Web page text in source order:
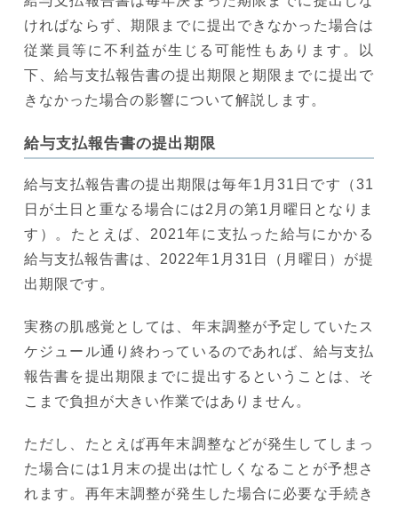
ければならず、期限までに提出できなかった場合は
従業員等に不利益が生じる可能性もあります。以
下、給与支払報告書の提出期限と期限までに提出で
きなかった場合の影響について解説します。
給与支払報告書の提出期限
給与支払報告書の提出期限は毎年1月31日です（31
日が土日と重なる場合には2月の第1月曜日となりま
す）。たとえば、2021年に支払った給与にかかる
給与支払報告書は、2022年1月31日（月曜日）が提
出期限です。
実務の肌感覚としては、年末調整が予定していたス
ケジュール通り終わっているのであれば、給与支払
報告書を提出期限までに提出するということは、そ
こまで負担が大きい作業ではありません。
ただし、たとえば再年末調整などが発生してしまっ
た場合には1月末の提出は忙しくなることが予想さ
れます。再年末調整が発生した場合に必要な手続き